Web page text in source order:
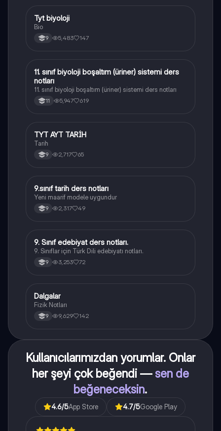
Biyoloji
Tyt biyoloji
Bio
9 5,483 147
Biyoloji
11. sınıf biyoloji boşaltım (üriner) sistemi ders
notları
11. sınıf biyoloji boşaltım (üriner) sistemi ders notları
11 5,947 619
Tarih
TYT AYT TARİH
Tarih
9 2,717 65
Tarih
9.sınıf tarih ders notları
Yeni maarif modele uygundur
9 2,317 49
Türk Dili ve Edebiyatı
9. Sınıf edebiyat ders notları.
9. Sınıflar için Türk Dili edebiyatı notları.
9 3,253 72
Fizik
Dalgalar
Fizik Notları
9 9,629 142
Kullanıcılarımızdan yorumlar. Onlar
her şeyi çok beğendi — sen de
beğeneceksin.
4.6/5App Store 4.7/5Google Play